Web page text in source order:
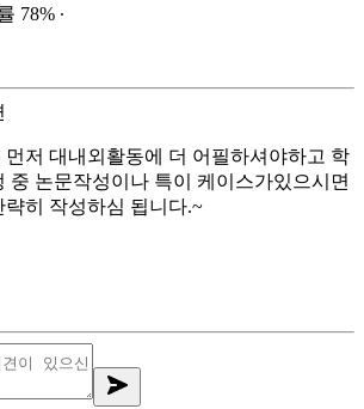
78% ∙
먼저 대내외활동에 더 어필하셔야하고 학
중 논문작성이나 특이 케이스가있으시면
략히 작성하심 됩니다.~